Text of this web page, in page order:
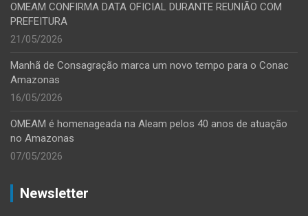
OMEAM CONFIRMA DATA OFICIAL DURANTE REUNIÃO COM
PREFEITURA
21/05/2026
Manhã de Consagração marca um novo tempo para o Conac
Amazonas
16/05/2026
OMEAM é homenageada na Aleam pelos 40 anos de atuação
no Amazonas
07/05/2026
Newsletter